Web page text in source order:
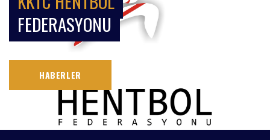
FEDERASYONU
HABERLER